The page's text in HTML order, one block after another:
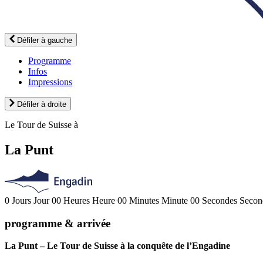
Défiler à gauche
Programme
Infos
Impressions
Défiler à droite
Le Tour de Suisse à
La Punt
0 Jours Jour 00 Heures Heure 00 Minutes Minute 00 Secondes
programme & arrivée
La Punt – Le Tour de Suisse à la conquête de l’Engadine